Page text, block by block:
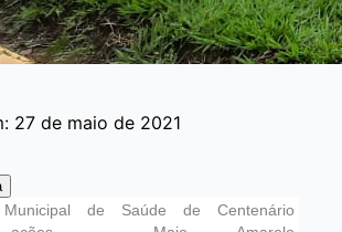
27 de maio de 2021
de Saúde de Centenário